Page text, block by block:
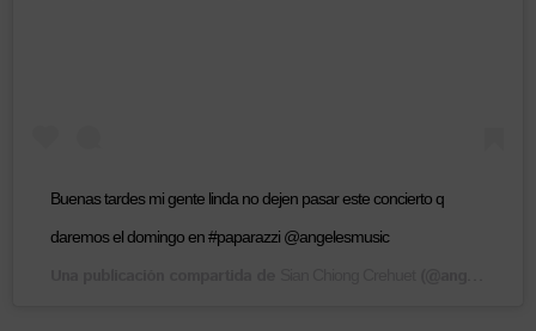
Buenas tardes mi gente linda no dejen pasar este concierto q
daremos el domingo en #paparazzi @angelesmusic